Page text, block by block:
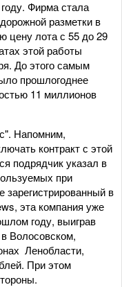
Фирма стала
разметки в
цену лота с 55 до 29
этой работы
До этого самым
прошлогоднее
11 миллионов
Напомним,
контракт с этой
подрядчик указал в
при
зарегистрированный в
эта компания уже
году, выиграв
Волосовском,
Ленобласти,
При этом